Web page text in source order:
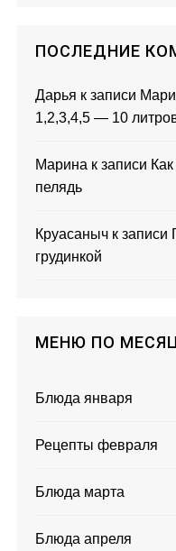
ПОСЛЕДНИЕ
Дарья к записи
1,2,3,4,5 — 10
Марина к записи
пелядь
Круасаныч к записи
грудинкой
МЕНЮ ПО
Блюда января
Рецепты февраля
Блюда марта
Блюда апреля